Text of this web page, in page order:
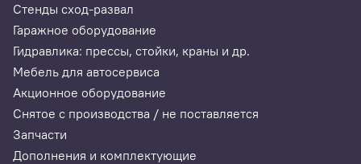
Стенды сход-развал
Гаражное оборудование
Гидравлика: прессы, стойки, краны и др.
Мебель для автосервиса
Акционное оборудование
Снятое с производства / не поставляется
Запчасти
Дополнения и комплектующие